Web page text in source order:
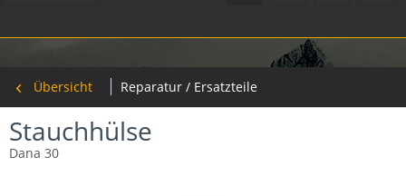
Übersicht Reparatur / Ersatzteile
Stauchhülse
Dana 30